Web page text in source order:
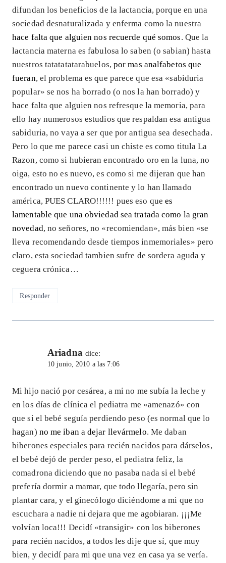
difundan los beneficios de la lactancia, porque en una
sociedad desnaturalizada y enferma como la nuestra
hace falta que alguien nos recuerde qué somos. Que la
lactancia materna es fabulosa lo saben (o sabian) hasta
nuestros tatatatatarabuelos, por mas analfabetos que
fueran, el problema es que parece que esa «sabiduria
popular» se nos ha borrado (o nos la han borrado) y
hace falta que alguien nos refresque la memoria, para
ello hay numerosos estudios que respaldan esa antigua
sabiduria, no vaya a ser que por antigua sea desechada.
Pero lo que me parece casi un chiste es como titula La
Razon, como si hubieran encontrado oro en la luna, no
oiga, esto no es nuevo, es como si me dijeran que han
encontrado un nuevo continente y lo han llamado
américa, PUES CLARO!!!!!! pues eso que es
lamentable que una obviedad sea tratada como la gran
novedad, no señores, no «recomiendan», más bien «se
lleva recomendando desde tiempos inmemoriales» pero
claro, esta sociedad tambien sufre de sordera aguda y
ceguera crónica…
Responder
Ariadna dice:
10 junio, 2010 a las 7:06
Mi hijo nació por cesárea, a mi no me subía la leche y
en los días de clínica el pediatra me «amenazó» con
que si el bebé seguía perdiendo peso (es normal que lo
hagan) no me iban a dejar llevármelo. Me daban
biberones especiales para recién nacidos para dárselos,
el bebé dejó de perder peso, el pediatra feliz, la
comadrona diciendo que no pasaba nada si el bebé
prefería dormir a mamar, que todo llegaría, pero sin
plantar cara, y el ginecólogo diciéndome a mi que no
escuchara a nadie ni dejara que me agobiaran. ¡¡¡Me
volvían loca!!! Decidí «transigir» con los biberones
para recién nacidos, a todos les dije que sí, que muy
bien, y decidí para mi que una vez en casa ya se vería.